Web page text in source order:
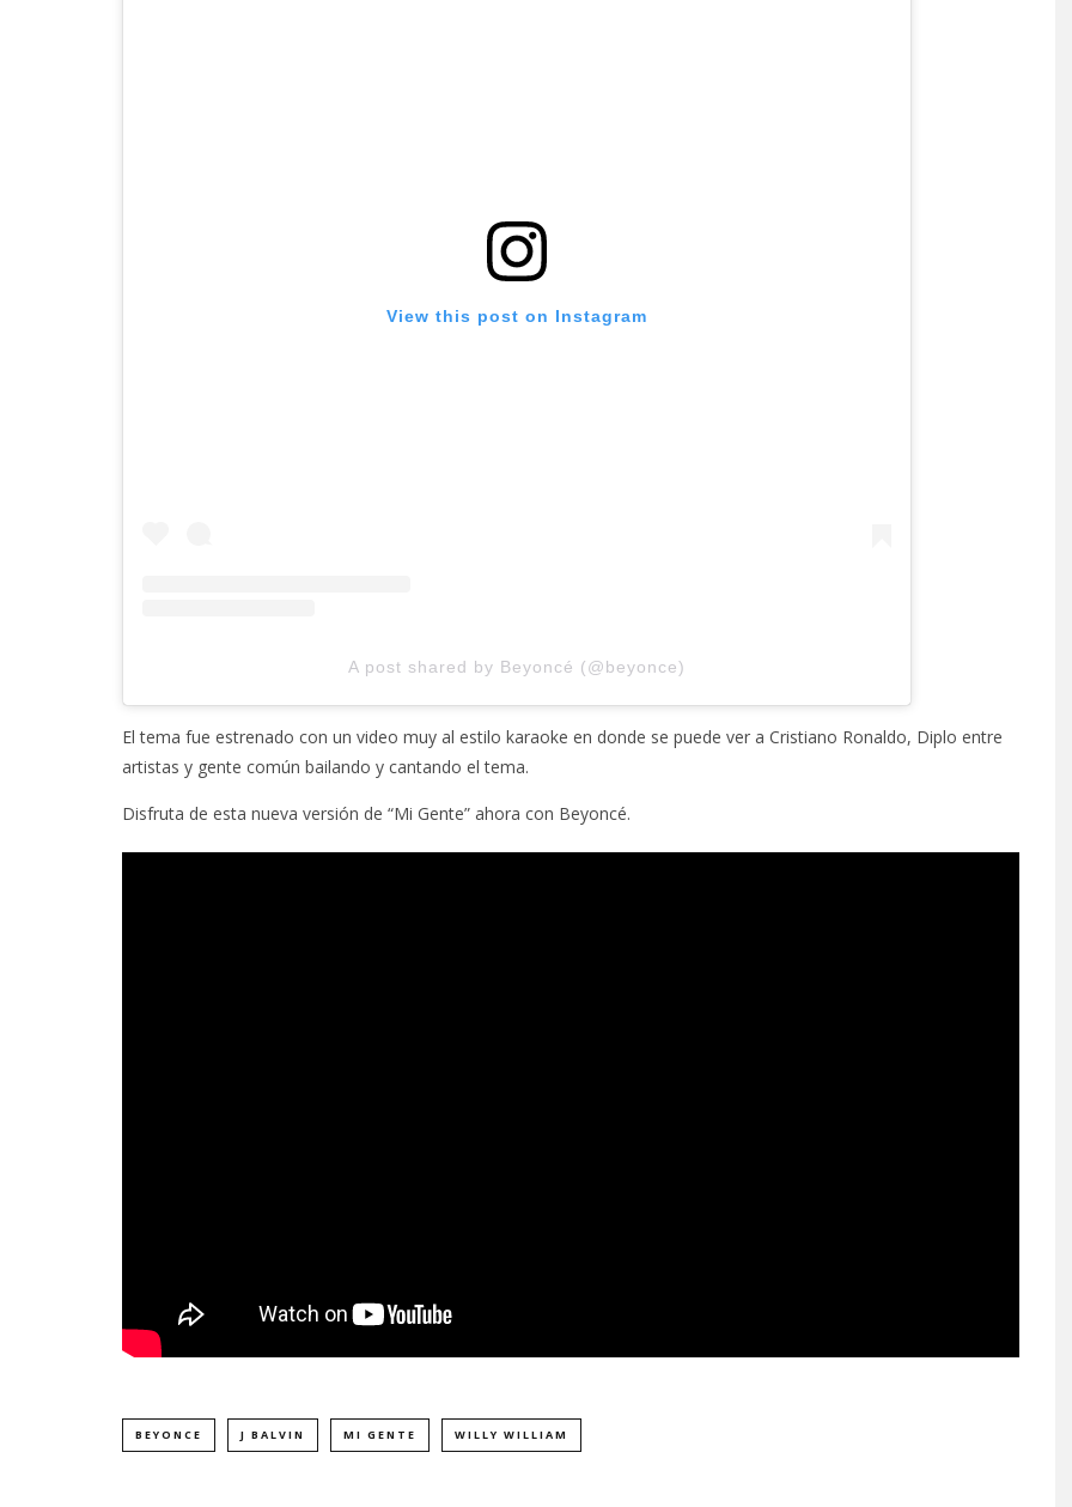
View this post on Instagram
A post shared by Beyoncé (@beyonce)
El tema fue estrenado con un video muy al estilo karaoke en donde se puede ver a Cristiano Ronaldo, Diplo entre
artistas y gente común bailando y cantando el tema.
Disfruta de esta nueva versión de “Mi Gente” ahora con Beyoncé.
BEYONCE J BALVIN MI GENTE WILLY WILLIAM